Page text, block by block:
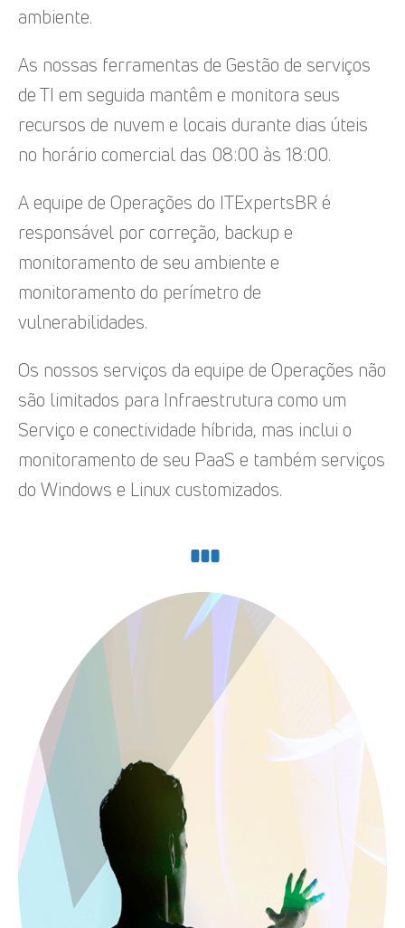
ambiente.
As nossas ferramentas de Gestão de serviços
de TI em seguida mantêm e monitora seus
recursos de nuvem e locais durante dias úteis
no horário comercial das 08:00 às 18:00.
A equipe de Operações do ITExpertsBR é
responsável por correção, backup e
monitoramento de seu ambiente e
monitoramento do perímetro de
vulnerabilidades.
Os nossos serviços da equipe de Operações não
são limitados para Infraestrutura como um
Serviço e conectividade híbrida, mas inclui o
monitoramento de seu PaaS e também serviços
do Windows e Linux customizados.